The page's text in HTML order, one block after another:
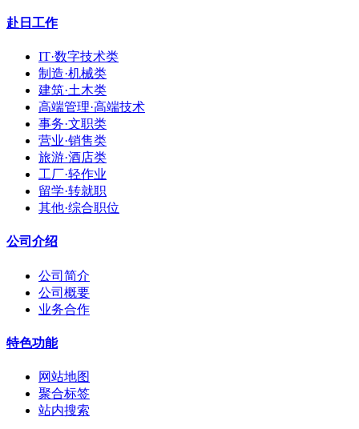
赴日工作
IT·数字技术类
制造·机械类
建筑·土木类
高端管理·高端技术
事务·文职类
营业·销售类
旅游·酒店类
工厂·轻作业
留学·转就职
其他·综合职位
公司介绍
公司简介
公司概要
业务合作
特色功能
网站地图
聚合标签
站内搜索